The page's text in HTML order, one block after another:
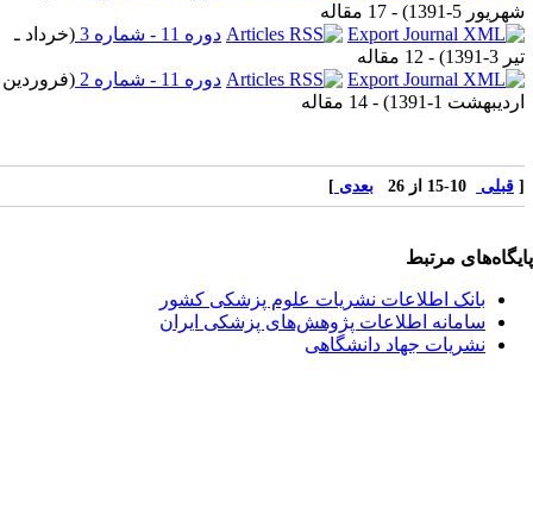
5-1391
) - 17 مقاله
دوره 11 - شماره 3
(خرداد ـ
3-1391
) - 12 مقاله
دوره 11 - شماره 2
(فروردین ـ
1-1391
) - 14 مقاله
قبلی10-15 از 26 بعدی]
مرتبط
بانک اطلاعات نشریات علوم پزشکی کشور
سامانه اطلاعات پژوهش‌های پزشکی ایران
نشریات جهاد دانشگاهی